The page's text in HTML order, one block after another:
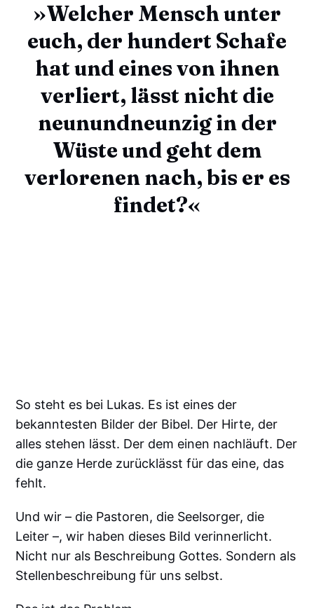
»Welcher Mensch unter
euch, der hundert Schafe
hat und eines von ihnen
verliert, lässt nicht die
neunundneunzig in der
Wüste und geht dem
verlorenen nach, bis er es
findet?«
So steht es bei Lukas. Es ist eines der
bekanntesten Bilder der Bibel. Der Hirte, der
alles stehen lässt. Der dem einen nachläuft. Der
die ganze Herde zurücklässt für das eine, das
fehlt.
Und wir – die Pastoren, die Seelsorger, die
Leiter –, wir haben dieses Bild verinnerlicht.
Nicht nur als Beschreibung Gottes. Sondern als
Stellenbeschreibung für uns selbst.